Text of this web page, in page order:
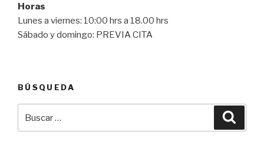
Horas
Lunes a viernes: 10:00 hrs a 18.00 hrs
Sábado y domingo: PREVIA CITA
BÚSQUEDA